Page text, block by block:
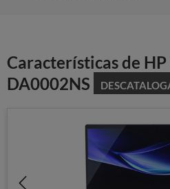
Características de
DA0002NS